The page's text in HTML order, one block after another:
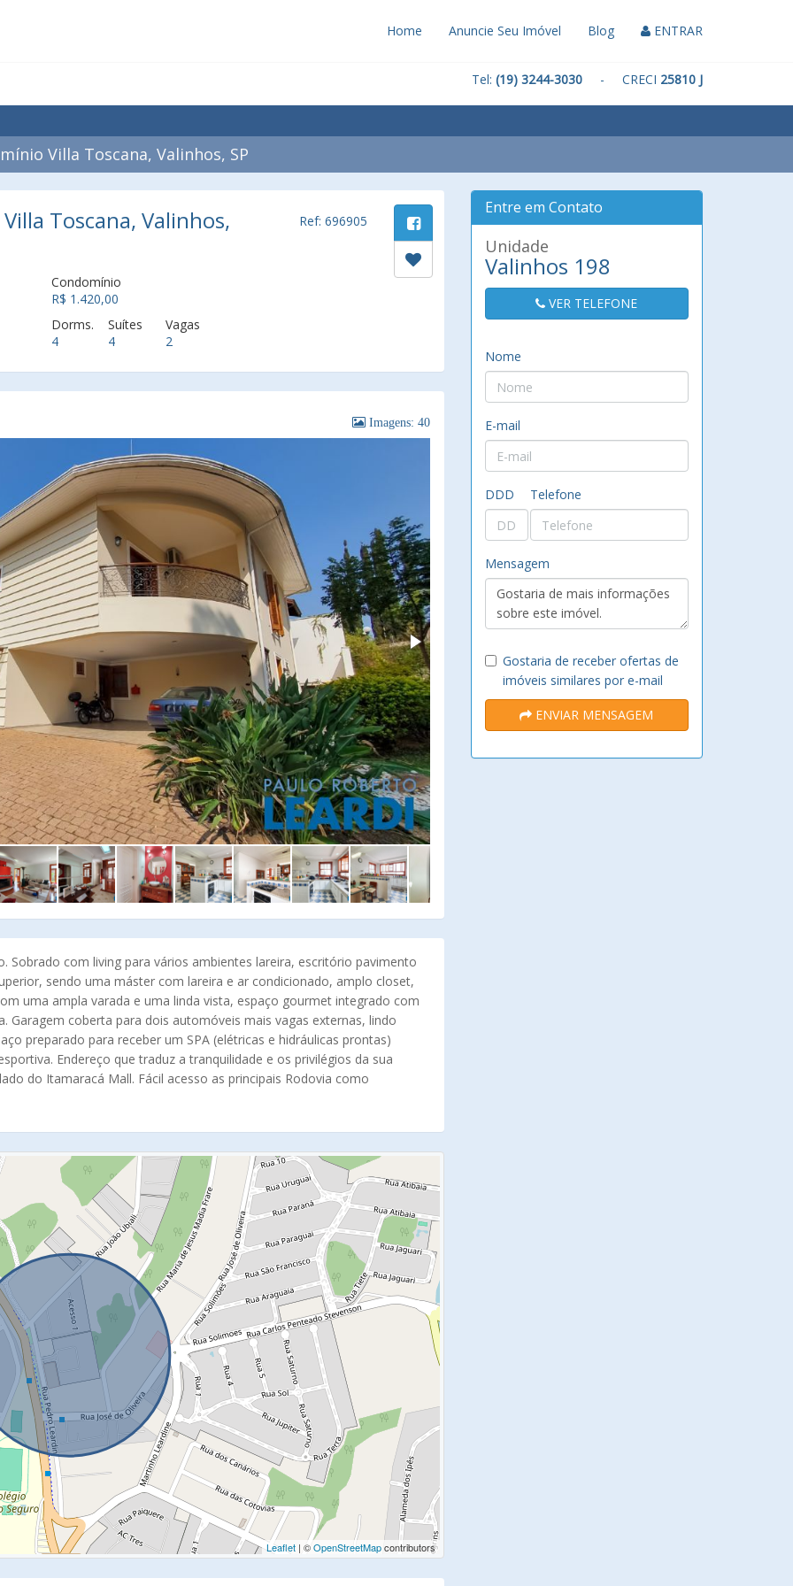
Home Anuncie Seu Imóvel Blog ENTRAR
Tel: (19) 3244-3030 - CRECI 25810 J
Villa Toscana, Valinhos, SP
Toscana, Valinhos, Ref: 696905
Condomínio
R$ 1.420,00
Dorms.
4
Suítes
4
Vagas
2
Imagens: 40
Sobrado com living para vários ambientes lareira, escritório pavimento
sendo uma máster com lareira e ar condicionado, amplo closet,
uma ampla varada e uma linda vista, espaço gourmet integrado com
Garagem coberta para dois automóveis mais vagas externas, lindo
preparado para receber um SPA (elétricas e hidráulicas prontas)
Endereço que traduz a tranquilidade e os privilégios da sua
do Itamaracá Mall. Fácil acesso as principais Rodovia como
Leaflet| ©OpenStreetMapcontributors
Entre em Contato
Unidade
Valinhos 198
VER TELEFONE
Nome
E-mail
DDD Telefone
Mensagem
Gostaria de receber ofertas de
imóveis similares por e-mail
ENVIAR MENSAGEM